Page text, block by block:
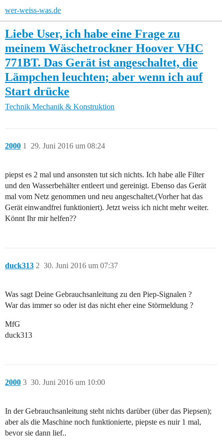
wer-weiss-was.de
Liebe User, ich habe eine Frage zu
meinem Wäschetrockner Hoover VHC
771BT. Das Gerät ist angeschaltet, die
Lämpchen leuchten; aber wenn ich auf
Start drücke
Technik Mechanik & Konstruktion
2000 29. Juni 2016 um 08:24
1
piepst es 2 mal und ansonsten tut sich nichts. Ich habe alle Filter
und den Wasserbehälter entleert und gereinigt. Ebenso das Gerät
mal vom Netz genommen und neu angeschaltet.(Vorher hat das
Gerät einwandfrei funktioniert). Jetzt weiss ich nicht mehr weiter.
Könnt Ihr mir helfen??
duck313 30. Juni 2016 um 07:37
2
Was sagt Deine Gebrauchsanleitung zu den Piep-Signalen ?
War das immer so oder ist das nicht eher eine Störmeldung ?
MfG
duck313
2000 30. Juni 2016 um 10:00
3
In der Gebrauchsanleitung steht nichts darüber (über das Piepsen);
aber als die Maschine noch funktionierte, piepste es nuir 1 mal,
bevor sie dann lief..